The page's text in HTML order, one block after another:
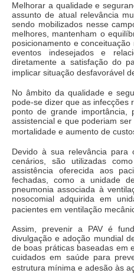
Melhorar a qualidade e
assunto de atual relevância
sendo mobilizados nesse
melhores, mantenham o
posicionamento e
eventos indesejados e
diretamente a satisfação do
implicar situação desfavorável
No âmbito da qualidade e
pode-se dizer que as infecções
ponto de grande importância,
assistencial e que poderiam
mortalidade e aumento de
Devido à sua relevância para
cenários, são utilizadas
assistência oferecida aos
fechadas, como a unidade
pneumonia associada à
nosocomial adquirida em
pacientes em ventilação
Assim, prevenir a PAV é
divulgação e adoção mundial
de boas práticas baseadas em
cuidados em saúde para
estrutura mínima e adesão às